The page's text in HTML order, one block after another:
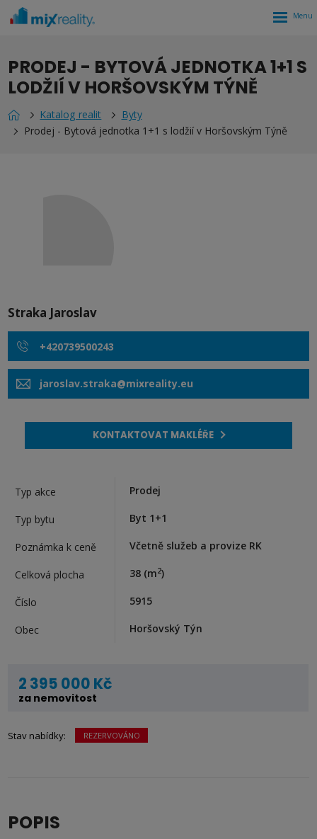
PRODEJ - BYTOVÁ JEDNOTKA 1+1 S
LODŽIÍ V HORŠOVSKÝM TÝNĚ
Katalog realit
Byty
Prodej - Bytová jednotka 1+1 s lodžií v Horšovským Týně
Straka Jaroslav
+420739500243
jaroslav.straka@mixreality.eu
KONTAKTOVAT MAKLÉŘE
Typ akce Prodej
Typ bytu Byt 1+1
Poznámka k ceně Včetně služeb a provize RK
Celková plocha 38 (m2)
Číslo 5915
Obec Horšovský Týn
2 395 000 Kč
za nemovitost
REZERVOVÁNO
POPIS